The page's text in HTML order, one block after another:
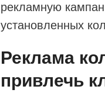
рекламную
установленных
Реклама
привлечь